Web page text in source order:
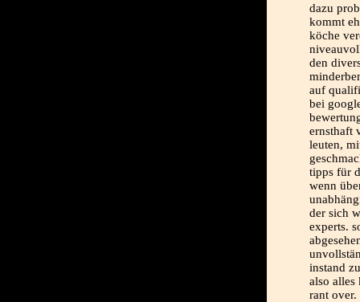
dazu
kommt
köche
den
auf
bei
ernsthaft
leuten,
tipps für
wenn
der sich
experts.
instand
also alles
rant over.